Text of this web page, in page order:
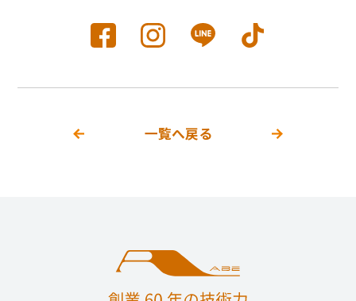
一覧へ戻る